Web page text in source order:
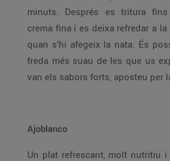
minuts. Després es tritura
crema fina i es deixa refredar a
quan s’hi afegeix la nata. És
freda més suau de les que us
van els sabors forts, aposteu per
Ajoblanco
Un plat refrescant, molt nutritiu